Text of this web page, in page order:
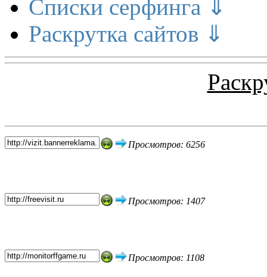
Списки серфинга ⇓
Раскрутка сайтов ⇓
Просмотров: 6256
Просмотров: 1407
Просмотров: 1108